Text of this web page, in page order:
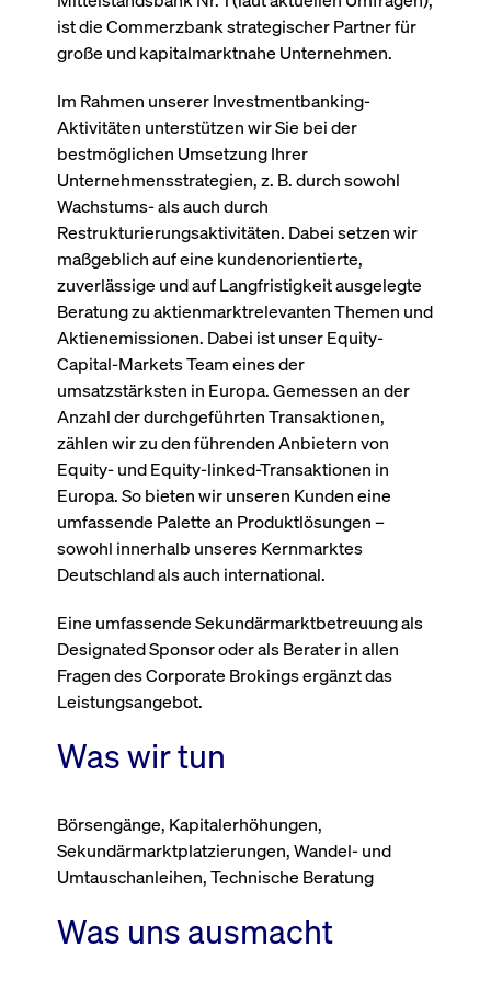
institutionellen Kunden Zugang zu einem
Dark Pool, der die effiziente Ausführung
Jetzt abonnieren
ist die Commerzbank strategischer Partner für
große und kapitalmarktnahe Unternehmen.
Im Rahmen unserer Investmentbanking-
Aktivitäten unterstützen wir Sie bei der
bestmöglichen Umsetzung Ihrer
Unternehmensstrategien, z. B. durch sowohl
Wachstums- als auch durch
Restrukturierungsaktivitäten. Dabei setzen wir
maßgeblich auf eine kundenorientierte,
zuverlässige und auf Langfristigkeit ausgelegte
Beratung zu aktienmarktrelevanten Themen und
Aktienemissionen. Dabei ist unser Equity-
Capital-Markets Team eines der
umsatzstärksten in Europa. Gemessen an der
Anzahl der durchgeführten Transaktionen,
zählen wir zu den führenden Anbietern von
Equity- und Equity-linked-Transaktionen in
Europa. So bieten wir unseren Kunden eine
umfassende Palette an Produktlösungen –
sowohl innerhalb unseres Kernmarktes
Deutschland als auch international.
Eine umfassende Sekundärmarktbetreuung als
Designated Sponsor oder als Berater in allen
Fragen des Corporate Brokings ergänzt das
Leistungsangebot.
Was wir tun
Börsengänge, Kapitalerhöhungen,
Sekundärmarktplatzierungen, Wandel- und
Umtauschanleihen, Technische Beratung
Was uns ausmacht
ApplicationGatewayAffinity
www.cashmarket.deutsche-
boerse.com
CookieScriptConsent
CookieScript
.cashmarket.deutsche-
boerse.com
1 Jahr
ApplicationGatewayAffinityCORS
analytics.deutsche-
boerse.com
ApplicationGatewayAffinityCORS
boerse.com
Name Anbieter / Domain
bis
Name
Anbieter /
Gültig